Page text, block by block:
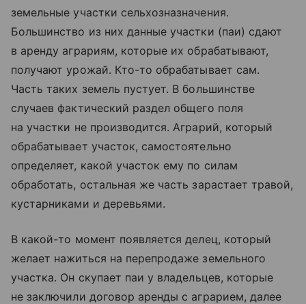
земельные участки сельхозназначения.
Большинство из них данные участки (паи) сдают
в аренду аграриям, которые их обрабатывают,
получают урожай. Кто-то обрабатывает сам.
Часть таких земель пустует. В большинстве
случаев фактический раздел общего поля
на участки не производится. Аграрий, который
обрабатывает участок, самостоятельно
определяет, какой участок ему по силам
обработать, остальная же часть зарастает травой,
кустарниками и деревьями.
В какой-то момент появляется делец, который
желает нажиться на перепродаже земельного
участка. Он скупает паи у владельцев, которые
не заключили договор аренды с аграрием, далее